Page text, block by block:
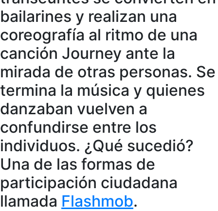
bailarines y realizan una
coreografía al ritmo de una
canción Journey ante la
mirada de otras personas. Se
termina la música y quienes
danzaban vuelven a
confundirse entre los
individuos. ¿Qué sucedió?
Una de las formas de
participación ciudadana
llamada Flashmob.